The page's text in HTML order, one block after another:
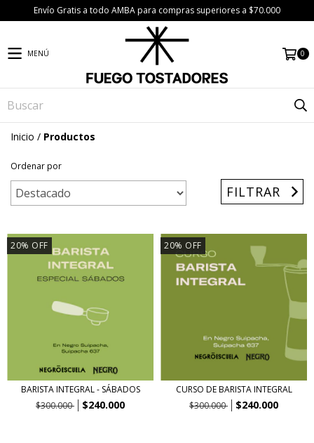
Envío Gratis a todo AMBA para compras superiores a $70.000
MENÚ 0
Inicio / Productos
Ordenar por
FILTRAR
20% OFF
BARISTA INTEGRAL - SÁBADOS
$300.000
$240.000
20% OFF
CURSO DE BARISTA INTEGRAL
$300.000
$240.000